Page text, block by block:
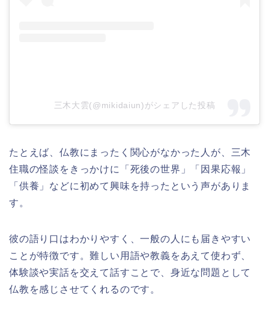
三木大雲(@mikidaiun)がシェアした投稿
たとえば、仏教にまったく関心がなかった人が、三木
住職の怪談をきっかけに「死後の世界」「因果応報」
「供養」などに初めて興味を持ったという声がありま
す。
彼の語り口はわかりやすく、一般の人にも届きやすい
ことが特徴です。難しい用語や教義をあえて使わず、
体験談や実話を交えて話すことで、身近な問題として
仏教を感じさせてくれるのです。